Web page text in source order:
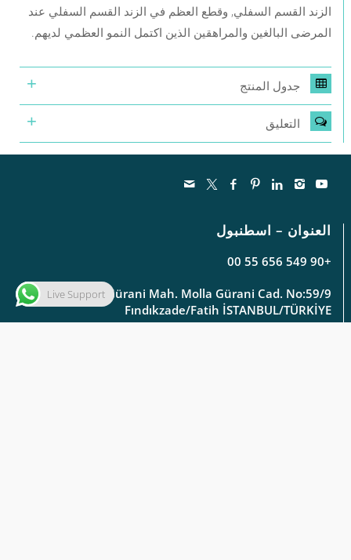
الزند القسم السفلي, وقطع العظم في الزند القسم السفلي عند
المرضى البالغين والمراهقين الذين اكتمل النمو العظمي لديهم.
جدول المنتج
التعليق
العنوان – اسطنبول
+90 549 656 55 00
Molla Gürani Mah. Molla Gürani Cad. No:59/9
Fındıkzade/Fatih İSTANBUL/TÜRKİYE
Live Support